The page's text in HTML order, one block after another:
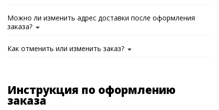
Можно ли изменить адрес доставки после оформления
заказа?
Как отменить или изменить заказ?
Инструкция по оформлению
заказа